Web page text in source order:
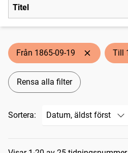
Titel
Från 1865-09-19 Till
Rensa alla filter
Sortera: